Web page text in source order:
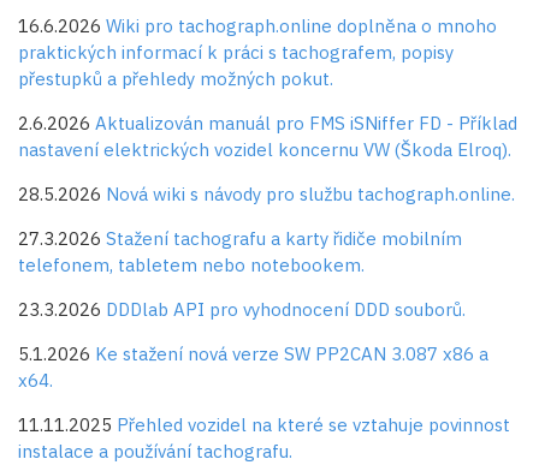
16.6.2026 Wiki pro tachograph.online doplněna o mnoho
praktických informací k práci s tachografem, popisy
přestupků a přehledy možných pokut.
2.6.2026 Aktualizován manuál pro FMS iSNiffer FD - Příklad
nastavení elektrických vozidel koncernu VW (Škoda Elroq).
28.5.2026 Nová wiki s návody pro službu tachograph.online.
27.3.2026 Stažení tachografu a karty řidiče mobilním
telefonem, tabletem nebo notebookem.
23.3.2026 DDDlab API pro vyhodnocení DDD souborů.
5.1.2026 Ke stažení nová verze SW PP2CAN 3.087 x86 a
x64.
11.11.2025 Přehled vozidel na které se vztahuje povinnost
instalace a používání tachografu.